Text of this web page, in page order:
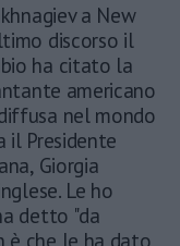
a New
discorso il
ha citato la
americano
nel mondo
il Presidente
Giorgia
Le ho
detto "da